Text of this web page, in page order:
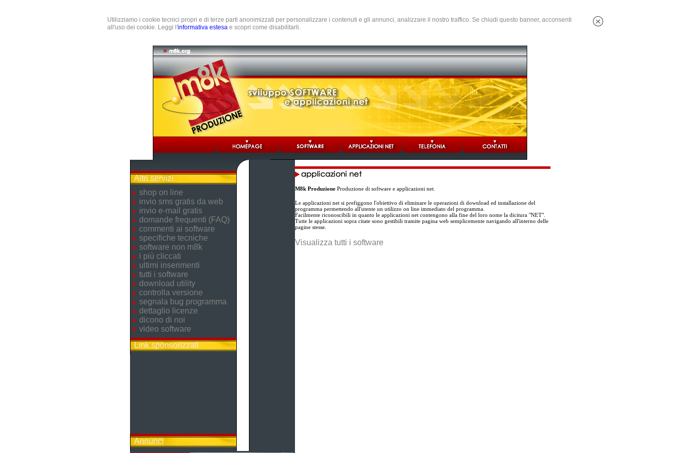
Utilizziamo i cookie tecnici propri e di terze parti anonimizzati per personalizzare i contenuti e gli annunci, analizzare il nostro traffico. Se chiudi questo banner, acconsenti
all'uso dei cookie. Leggi l'informativa estesa e scopri come disabilitarli.
Altri servizi
shop on line
invio sms gratis da web
invio e-mail gratis
domande frequenti (FAQ)
commenti ai software
specifiche tecniche
software non m8k
i più cliccati
ultimi inserimenti
tutti i software
download utility
controlla versione
segnala bug programma
dettaglio licenze
dicono di noi
video software
Link sponsorizzati
Annunci
M8k ProduzioneProduzione di software e applicazioni net.
Le applicazioni net si prefiggono l'obiettivo di eliminare le operazioni di download ed installazione del
programma permettendo all'utente un utilizzo on line immediato del programma.
Facilmente riconoscibili in quanto le applicazioni net contengono alla fine del loro nome la dicitura "NET".
Tutte le applicazioni sopra citate sono gestibili tramite pagina web semplicemente navigando all'interno delle
pagine stesse.
Visualizza tutti i software